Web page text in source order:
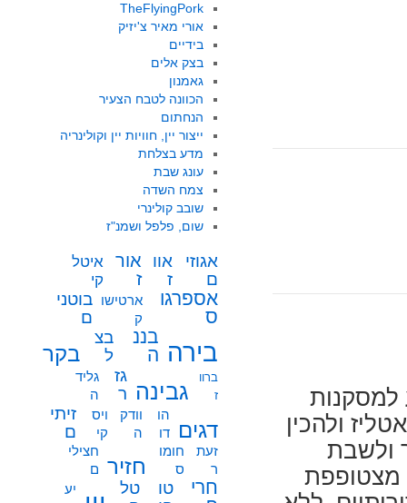
למסקנות
ולהכין
ולשבת
מצטופפת
TheFlyingPork
אורי מאיר צ'יזיק
בידיים
בצק אלים
גאמנון
הכוונה לטבח הצעיר
הנחתום
ייצור יין, חוויות יין וקולינריה
מדע בצלחת
עונג שבת
צמח השדה
שובב קולינרי
שום, פלפל ושמנ"ז
אגוזי
ם
אוו
ז
אור
ז
איטל
קי
אספרגו
ס
ארטישו
ק
בוטני
ם
בירה
בננ
ה
בצ
ל
בקר
ברוו
ז
גבינה
גז
ר
גליד
ה
דגים
הו
דו
וודק
ה
ויס
קי
זיתי
ם
זעת
ר
חומו
ס
חזיר
חצילי
ם
חרי
טו
טל
יע